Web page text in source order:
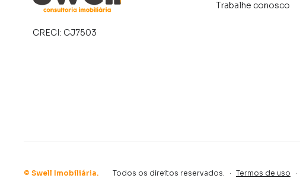
CRECI: CJ7503
Trabalhe conosco
© Swell Imobiliária. Todos os direitos reservados. · Termos de uso ·